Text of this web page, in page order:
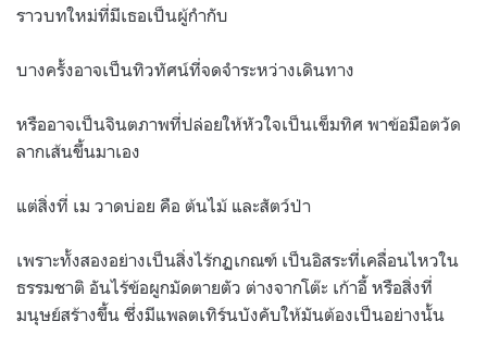
ราวบทใหม่ที่มีเธอเป็นผู้กำกับ
บางครั้งอาจเป็นทิวทัศน์ที่จดจำระหว่างเดินทาง
หรืออาจเป็นจินตภาพที่ปล่อยให้หัวใจเป็นเข็มทิศ พาข้อมือตวัด
ลากเส้นขึ้นมาเอง
แต่สิ่งที่ เม วาดบ่อย คือ ต้นไม้ และสัตว์ป่า
เพราะทั้งสองอย่างเป็นสิ่งไร้กฏเกณฑ์ เป็นอิสระที่เคลื่อนไหวใน
ธรรมชาติ อันไร้ข้อผูกมัดตายตัว ต่างจากโต๊ะ เก้าอี้ หรือสิ่งที่
มนุษย์สร้างขึ้น ซึ่งมีแพลตเทิร์นบังคับให้มันต้องเป็นอย่างนั้น